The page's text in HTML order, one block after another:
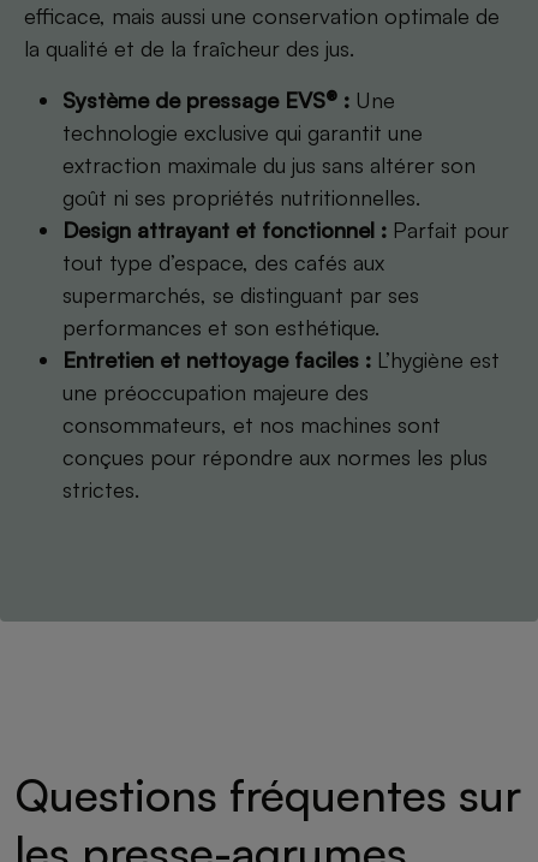
Questions fréquentes sur
efficace, mais aussi une conservation optimale de
la qualité et de la fraîcheur des jus.
Système de pressage EVS® : Une
technologie exclusive qui garantit une
extraction maximale du jus sans altérer son
goût ni ses propriétés nutritionnelles.
Design attrayant et fonctionnel : Parfait pour
tout type d’espace, des cafés aux
supermarchés, se distinguant par ses
performances et son esthétique.
Entretien et nettoyage faciles : L’hygiène est
une préoccupation majeure des
consommateurs, et nos machines sont
conçues pour répondre aux normes les plus
strictes.